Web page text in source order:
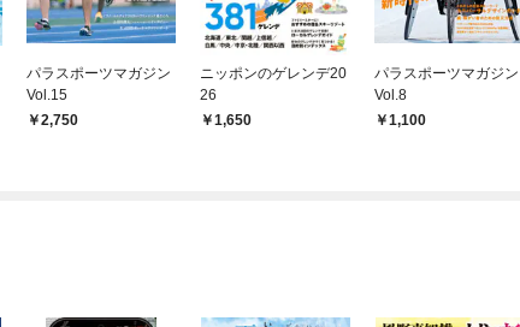
パラスポーツマガジン
Vol.15
2,750
ニッポンのゲレンデ20
26
1,650
パラスポーツマガジン
Vol.8
1,100